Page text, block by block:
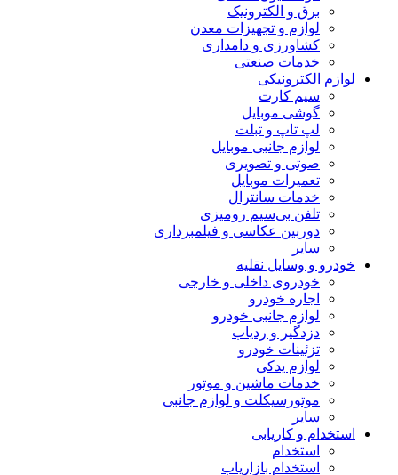
برق و الکترونیک
لوازم و تجهیزات معدن
کشاورزی و دامداری
خدمات صنعتی
لوازم الکترونیکی
سیم کارت
گوشی موبایل
لپ تاپ و تبلت
لوازم جانبی موبایل
صوتی و تصویری
تعمیرات موبایل
خدمات سانترال
تلفن بی‌سیم رومیزی
دوربین عکاسی و فیلمبرداری
سایر
خودرو و وسایل نقلیه
خودروی داخلی و خارجی
اجاره خودرو
لوازم جانبی خودرو
دزدگیر و ردیاب
تزئینات خودرو
لوازم یدکی
خدمات ماشین و موتور
موتورسیکلت و لوازم جانبی
سایر
استخدام و کاریابی
استخدام
استخدام بازاریاب